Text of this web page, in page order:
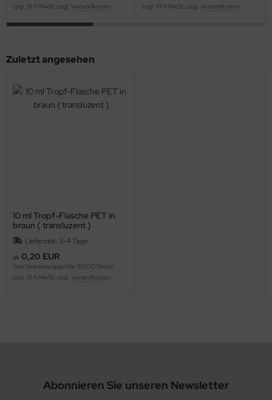
zzgl. 19 % MwSt. zzgl. Versandkosten
zzgl. 19 % MwSt. zzgl. Versandkosten
Zuletzt angesehen
10 ml Tropf-Flasche PET in
braun ( transluzent )
Lieferzeit: 3-4 Tage
ab 0,20 EUR
(bei Verpackungsgröße 10000 Stück)
zzgl. 19 % MwSt. zzgl. Versandkosten
Abonnieren Sie unseren Newsletter